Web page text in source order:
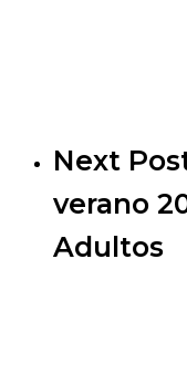
Next
verano
Adultos